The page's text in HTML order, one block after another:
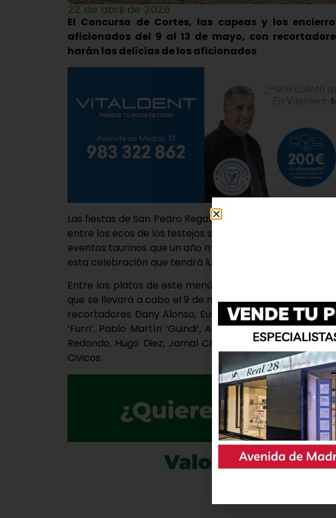
22 de abril de 2026
El Concurso de Cortes, las capeas y los
aficionados del 9 al 13 de mayo, con
harán las delicias de los aficionados
Las fiestas de San Pedro Regalado ya están a la vuelta
entre los ecos de los festejos se pueden escuchar los
eventos taurinos que un año más se presentan como
esta celebración que tendrá lugar del 8 al 13 de mayo.
Entre los platos de este menú torero destaca, como es
que se llevará a cabo el 9 de mayo a las 18:00 horas y
recortadores Dany Alonso, Eusebio Sacristán ‘Use’,
‘Furri’, Pablo Martín ‘Guindi’, Adrián Lambas, Mario
Redondo, Hugo Diez, Jamal Chee, Diego Calores,
Civicos.